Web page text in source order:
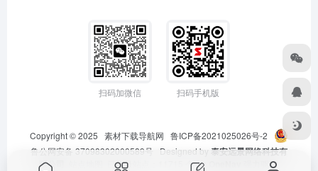
扫码加微信 扫码手机版
Copyright © 2025 素材下载导航网 鲁ICP备2021025026号-2
鲁公网安备 37098302000589号
Designed by 泰安远景网络科技有
限公司
已收录站点：11715 个 由 强力驱动